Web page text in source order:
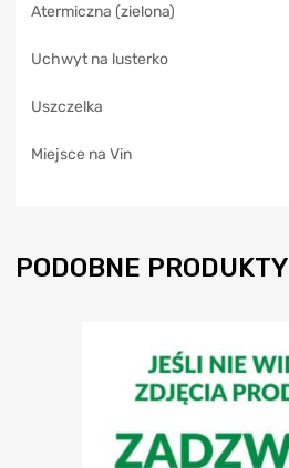
Atermiczna (zielona)
Uchwyt na lusterko
Uszczelka
Miejsce na Vin
PODOBNE PRODUKTY